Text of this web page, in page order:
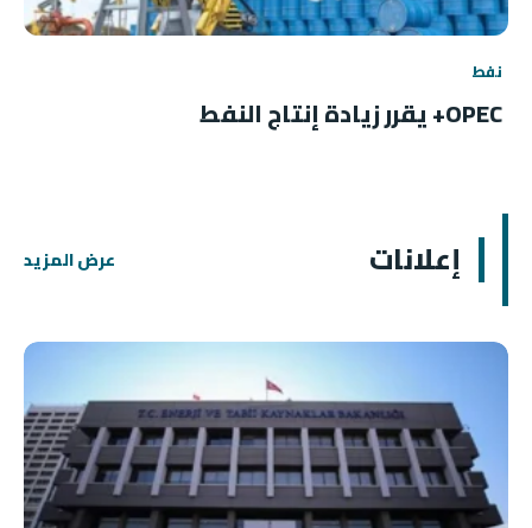
نفط
OPEC+ يقرر زيادة إنتاج النفط
إعلانات عرض المزيد